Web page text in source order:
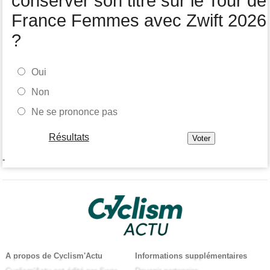
France Femmes avec Zwift 2026
?
Oui
Non
Ne se prononce pas
Résultats
-
A propos de Cyclism'Actu
Informations supplémentaires